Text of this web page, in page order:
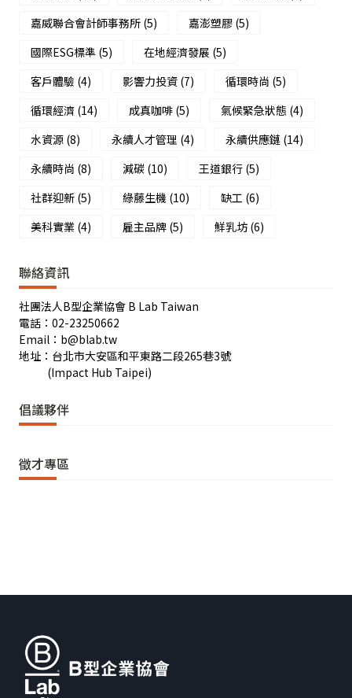
嘉威聯合會計師事務所 (5) 嘉澎塑膠 (5)
國際ESG標準 (5) 在地經濟發展 (5)
客戶體驗 (4) 影響力投資 (7) 循環時尚 (5)
循環經濟 (14) 成真咖啡 (5) 氣候緊急狀態 (4)
水資源 (8) 永續人才管理 (4) 永續供應鏈 (14)
永續時尚 (8) 減碳 (10) 王道銀行 (5)
社群迎新 (5) 綠藤生機 (10) 缺工 (6)
美科實業 (4) 雇主品牌 (5) 鮮乳坊 (6)
聯絡資訊
社團法人B型企業協會 B Lab Taiwan
電話：02-23250662
Email：b@blab.tw
地址：台北市大安區和平東路二段265巷3號
(Impact Hub Taipei)
倡議夥伴
徵才專區